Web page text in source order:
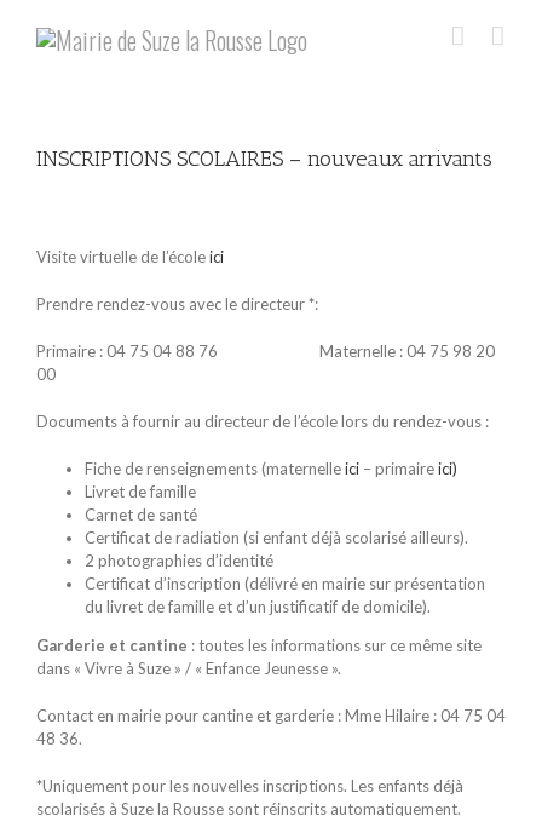
INSCRIPTIONS SCOLAIRES – nouveaux arrivants
agrandie
Visite virtuelle de l’écoleici
Prendre rendez-vous avec le directeur*:
Primaire : 04 75 04 88 76 Maternelle : 04 75 98 20
00
Documents à fournir au directeur de l’école lors du rendez-vous :
Fiche de renseignements (maternelleici – primaireici)
Livret de famille
Carnet de santé
Certificat de radiation (si enfant déjà scolarisé ailleurs).
2 photographies d’identité
Certificat d’inscription (délivré en mairie sur présentation
du livret de famille et d’un justificatif de domicile).
Garderie et cantine : toutes les informations sur ce même site
dans « Vivre à Suze » / « Enfance Jeunesse ».
Contact en mairie pour cantine et garderie : Mme Hilaire : 04 75 04
48 36.
*Uniquement pour les nouvelles inscriptions. Les enfants déjà
scolarisés à Suze la Rousse sont réinscrits automatiquement.